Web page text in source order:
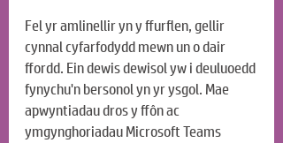
Fel yr amlinellir yn y ffurflen, gellir
cynnal cyfarfodydd mewn un o dair
ffordd. Ein dewis dewisol yw i deuluoedd
fynychu'n bersonol yn yr ysgol. Mae
apwyntiadau dros y ffôn ac
ymgynghoriadau Microsoft Teams